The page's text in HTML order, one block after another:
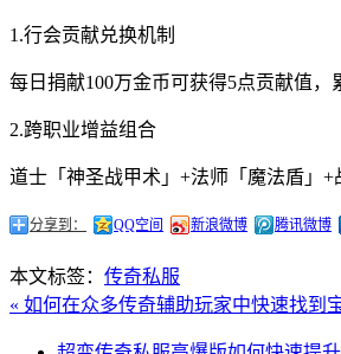
1.行会贡献兑换机制
每日捐献100万金币可获得5点贡献值，
2.跨职业增益组合
道士「神圣战甲术」+法师「魔法盾」
分享到： QQ空间 新浪微博 腾讯微博
本文标签： 传奇私服
« 如何在众多传奇辅助玩家中快速找到